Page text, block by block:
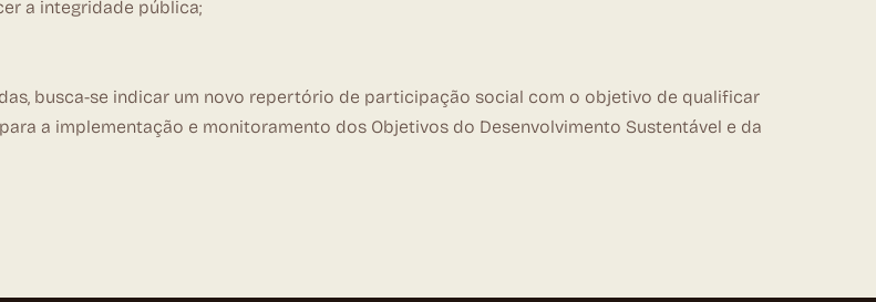
a integridade pública;
busca-se indicar um novo repertório de participação social com o objetivo de qualificar
a implementação e monitoramento dos Objetivos do Desenvolvimento Sustentável e da